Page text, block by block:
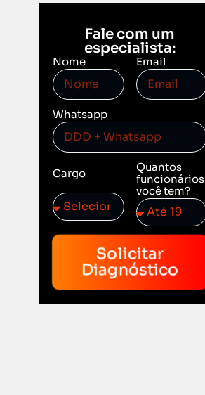
Fale com um
especialista:
Nome Email
Whatsapp
Cargo
Quantos
funcionários
você tem?
Solicitar
Diagnóstico